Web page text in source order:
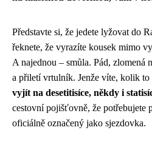
Představte si, že jedete lyžovat do
řeknete, že vyrazíte kousek mimo
A najednou – smůla. Pád, zlomená
a přiletí vrtulník. Jenže víte, kolik to
vyjít na desetitisíce, někdy i
cestovní pojišťovně, že potřebujete
oficiálně označený jako sjezdovka.